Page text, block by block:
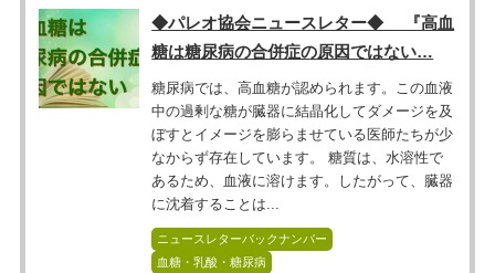
◆パレオ協会ニュースレター◆ 『高血
糖は糖尿病の合併症の原因ではない…
糖尿病では、高血糖が認められます。この血液
中の過剰な糖が臓器に結晶化してダメージを及
ぼすとイメージを膨らませている医師たちが少
なからず存在しています。 糖質は、水溶性で
あるため、血液に溶けます。したがって、臓器
に沈着することは...
ニュースレターバックナンバー
血糖・乳酸・糖尿病